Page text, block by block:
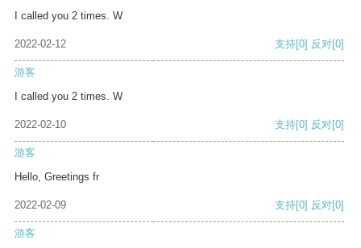
I called you 2 times. W
2022-02-12 支持[0] 反对[0]
游客
I called you 2 times. W
2022-02-10 支持[0] 反对[0]
游客
Hello, Greetings fr
2022-02-09 支持[0] 反对[0]
游客